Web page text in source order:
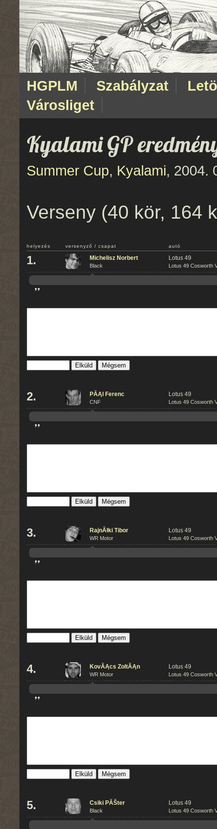
HGPLM Szabályzat
Városliget
Kyalami GP
Summer Cup, Kyalami, 2004.
Verseny (40 kör, 164
helyezés versenyző / csapat autó
1. Michelisz Norbert
Black
Lotus 49
Lotus 49 Cosworth
”
Mégsem
2. PĂĄl Ferenc
CNF
Lotus 49
Lotus 49 Cosworth
”
Mégsem
3. RajnĂłki Tibor
WR Motor
Lotus 49
Lotus 49 Cosworth
”
Mégsem
4. KovĂĄcs ZoltĂĄn
WR Motor
Lotus 49
Lotus 49 Cosworth
”
Mégsem
5. Csiki PĂŠter
Black
Lotus 49
Lotus 49 Cosworth